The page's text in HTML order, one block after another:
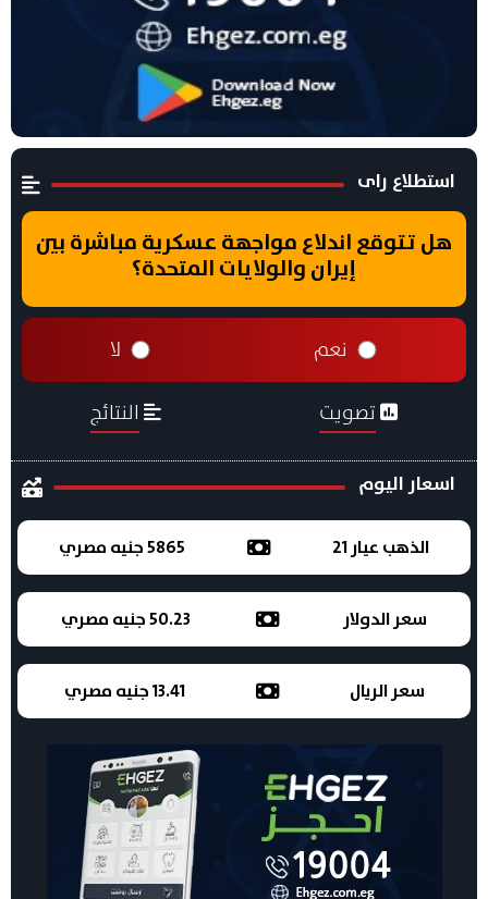
استطلاع راى
هل تتوقع اندلاع مواجهة عسكرية مباشرة بين
إيران والولايات المتحدة؟
نعم لا
تصويت النتائج
اسعار اليوم
الذهب عيار 21 5865 جنيه مصري
سعر الدولار 50.23 جنيه مصري
سعر الريال 13.41 جنيه مصري